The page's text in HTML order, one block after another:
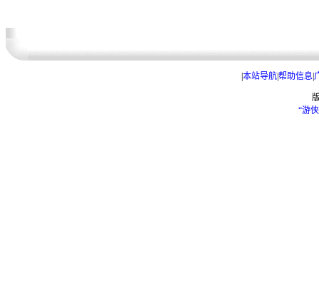
本站导航帮助信息
“游